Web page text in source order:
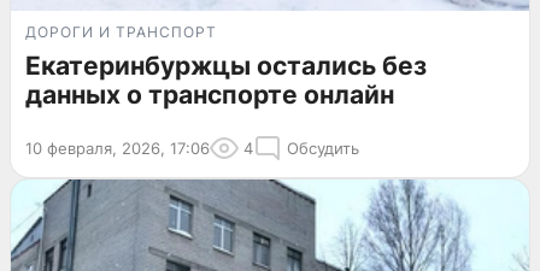
ДОРОГИ И ТРАНСПОРТ
Екатеринбуржцы остались без
данных о транспорте онлайн
10 февраля, 2026, 17:06 4 Обсудить